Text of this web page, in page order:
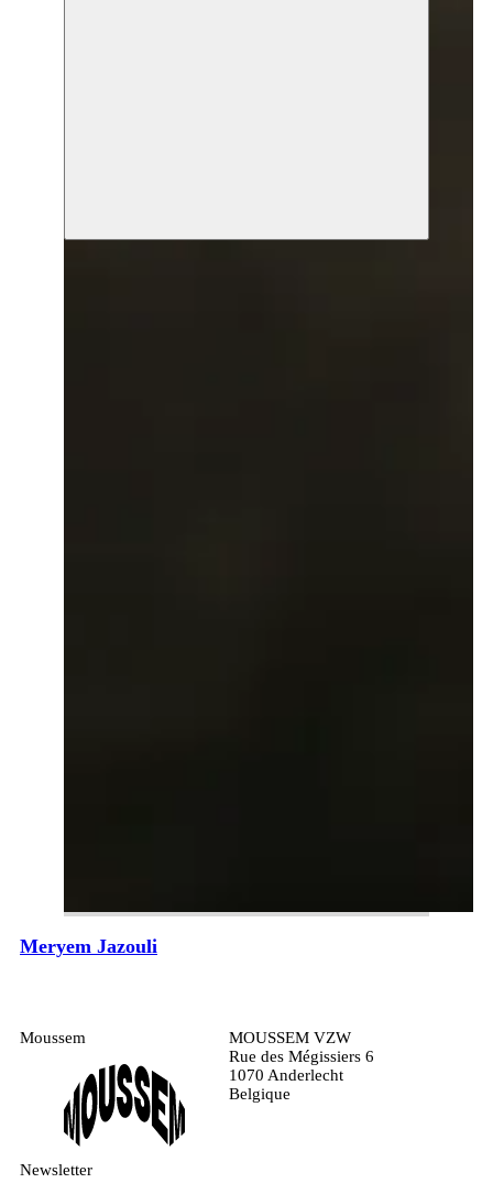
Meryem Jazouli
Moussem
MOUSSEM VZW
Rue des Mégissiers 6
1070 Anderlecht
Belgique
Newsletter